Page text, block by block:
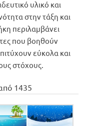
υλικό και
στην τάξη και
περιλαμβάνει
που βοηθούν
εύκολα και
στόχους.
1435